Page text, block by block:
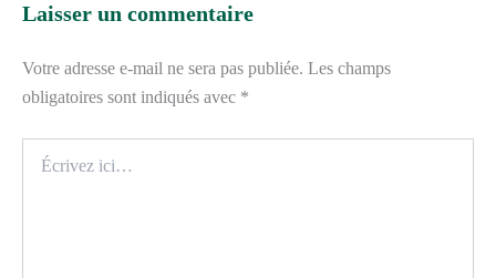
Laisser un commentaire
Votre adresse e-mail ne sera pas publiée. Les champs
obligatoires sont indiqués avec *
ici…